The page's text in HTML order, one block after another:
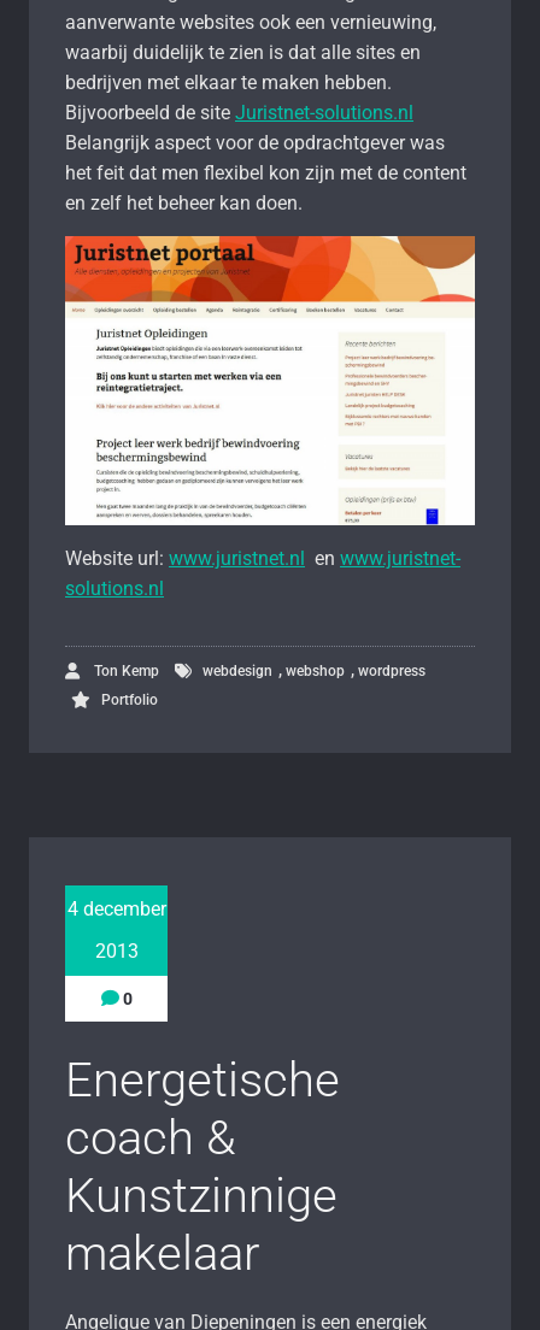
aanverwante websites ook een vernieuwing,
waarbij duidelijk te zien is dat alle sites en
bedrijven met elkaar te maken hebben.
Bijvoorbeeld de site Juristnet-solutions.nl
Belangrijk aspect voor de opdrachtgever was
het feit dat men flexibel kon zijn met de content
en zelf het beheer kan doen.
Website url: www.juristnet.nl en www.juristnet-
solutions.nl
Ton Kemp webdesign , webshop , wordpress
Portfolio
4 december
2013
0
Energetische
coach &
Kunstzinnige
makelaar
Angelique van Diepeningen is een energiek